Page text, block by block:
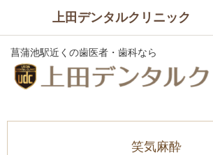
上田デンタルクリニック
菖蒲池駅近くの歯医者・歯科なら
笑気麻酔